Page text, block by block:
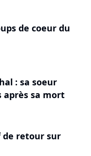
de coeur du
: sa soeur
après sa mort
de retour sur